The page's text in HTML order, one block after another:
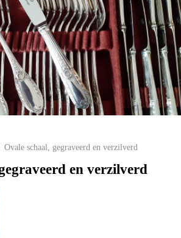
Ovale schaal, gegraveerd en verzilverd
en verzilverd